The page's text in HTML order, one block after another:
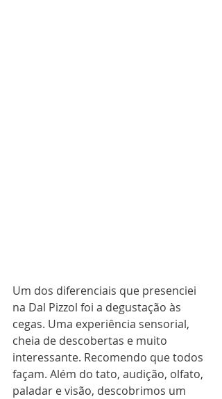
Um dos diferenciais que presenciei
na Dal Pizzol foi a degustação às
cegas. Uma experiência sensorial,
cheia de descobertas e muito
interessante. Recomendo que todos
façam. Além do tato, audição, olfato,
paladar e visão, descobrimos um